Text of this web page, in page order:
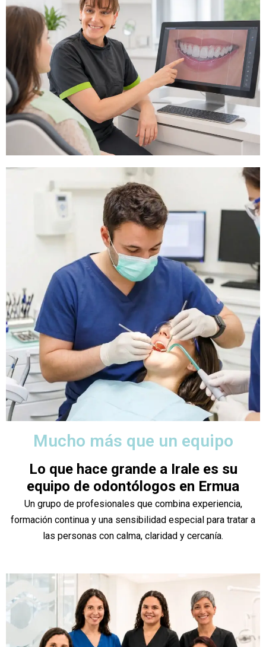
Mucho más que un equipo
Lo que hace grande a Irale es su
equipo de odontólogos en Ermua
Un grupo de profesionales que combina experiencia,
formación continua y una sensibilidad especial para tratar a
las personas con calma, claridad y cercanía.